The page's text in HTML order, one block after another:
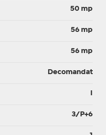
50 mp
56 mp
56 mp
Decomandat
3/P+6